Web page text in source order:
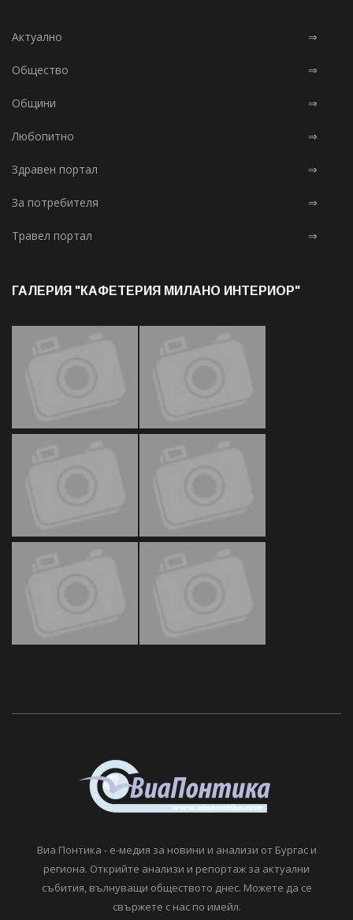
Актуално ⇒
Общество ⇒
Общини ⇒
Любопитно ⇒
Здравен портал ⇒
За потребителя ⇒
Травел портал ⇒
ГАЛЕРИЯ "КАФЕТЕРИЯ МИЛАНО ИНТЕРИОР"
Виа Понтика - е-медия за новини и анализи от Бургас и
региона. Открийте анализи и репортаж за актуални
събития, вълнуващи обществото днес. Можете да се
свържете с нас по имейл.